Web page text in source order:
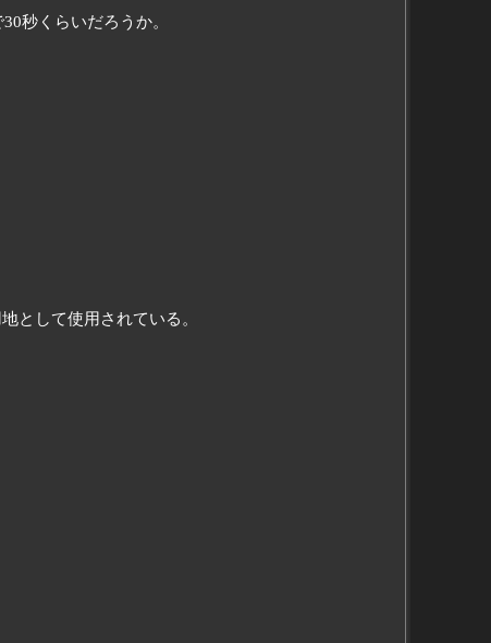
秒くらいだろうか。
として使用されている。